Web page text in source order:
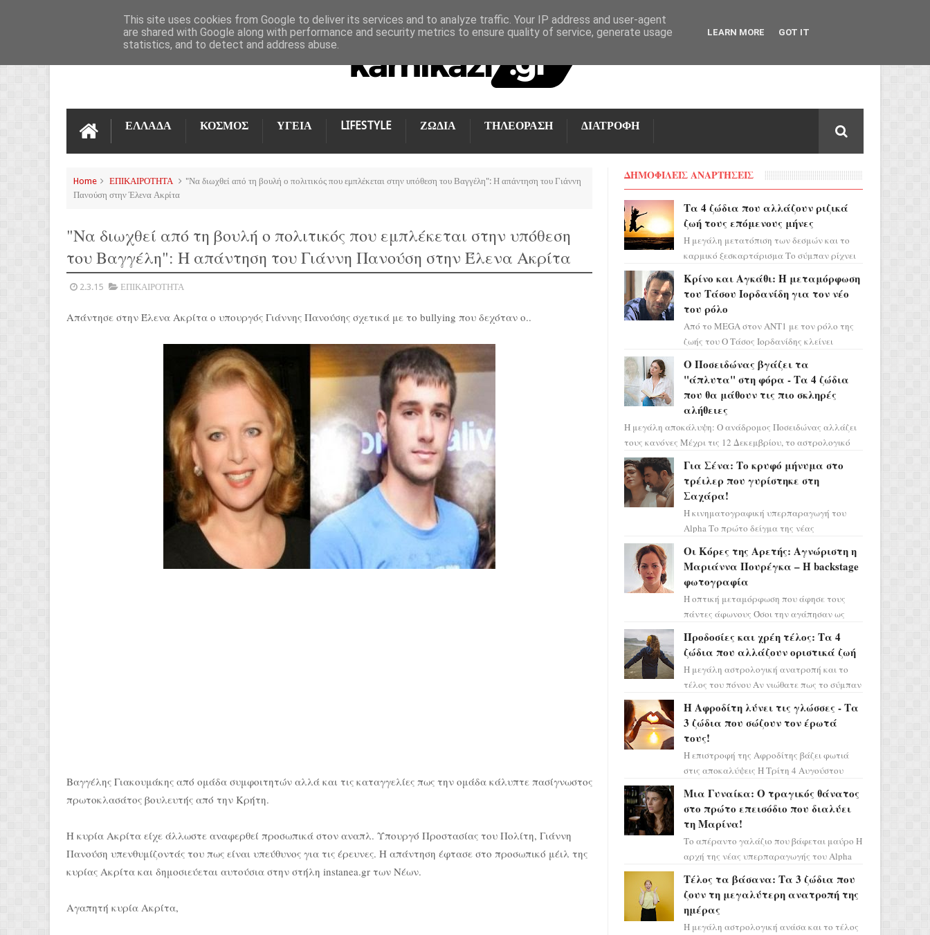
ΕΠΙΚΟΙΝΩΝΊΑ
ΕΛΛΑΔΑ ΚΟΣΜΟΣ ΥΓΕΙΑ LIFESTYLE ΖΩΔΙΑ ΤΗΛΕΟΡΑΣΗ ΔΙΑΤΡΟΦΗ
Home ΕΠΙΚΑΙΡΟΤΗΤΑ
"Να διωχθεί από τη βουλή ο πολιτικός που εμπλέκεται στην υπόθεση του Βαγγέλη": Η απάντηση του Γιάννη
Πανούση στην Έλενα Ακρίτα
"Να διωχθεί από τη βουλή ο πολιτικός που εμπλέκεται στην υπόθεση
του Βαγγέλη": Η απάντηση του Γιάννη Πανούση στην Έλενα Ακρίτα
2.3.15 ΕΠΙΚΑΙΡΟΤΗΤΑ
Απάντησε στην Έλενα Ακρίτα ο υπουργός Γιάννης Πανούσης σχετικά με το bullying που δεχόταν ο..
Βαγγέλης Γιακουμάκης από ομάδα συμφοιτητών αλλά και τις καταγγελίες πως την ομάδα κάλυπτε πασίγνωστος
πρωτοκλασάτος βουλευτής από την Κρήτη.
Η κυρία Ακρίτα είχε άλλωστε αναφερθεί προσωπικά στον αναπλ. Υπουργό Προστασίας του Πολίτη, Γιάννη
Πανούση υπενθυμίζοντάς του πως είναι υπεύθυνος για τις έρευνες. Η απάντηση έφτασε στο προσωπικό μέιλ της
κυρίας Ακρίτα και δημοσιεύεται αυτούσια στην στήλη instanea.gr των Νέων.
Αγαπητή κυρία Ακρίτα,
ΔΗΜΟΦΙΛΕΙΣ ΑΝΑΡΤΗΣΕΙΣ
Τα 4 ζώδια που αλλάζουν ριζικά
ζωή τους επόμενους μήνες
Η μεγάλη μετατόπιση των δεσμών και το
καρμικό ξεσκαρτάρισμα Το σύμπαν ρίχνει
προειδοποιεί: οι σελην...
Κρίνο και Αγκάθι: Η μεταμόρφωση
του Τάσου Ιορδανίδη για τον νέο
του ρόλο
Από το MEGA στον ΑΝΤ1 με τον ρόλο της
ζωής του Ο Τάσος Ιορδανίδης κλείνει
επιτυχίας «Μια Νύχτα Μόνο» ...
Ο Ποσειδώνας βγάζει τα
"άπλυτα" στη φόρα - Τα 4 ζώδια
που θα μάθουν τις πιο σκληρές
αλήθειες
Η μεγάλη αποκάλυψη: Ο ανάδρομος Ποσειδώνας αλλάζει
τους κανόνες Μέχρι τις 12 Δεκεμβρίου, το αστρολογικό
σκηνικό θυμίζει ταινία μυστηρίου ...
Για Σένα: Το κρυφό μήνυμα στο
τρέιλερ που γυρίστηκε στη
Σαχάρα!
Η κινηματογραφική υπερπαραγωγή του
Alpha Το πρώτο δείγμα της νέας
η αισθητική του ξεπερνά κάθε π...
Οι Κόρες της Αρετής: Αγνώριστη η
Μαριάννα Πουρέγκα – H backstage
φωτογραφία
Η οπτική μεταμόρφωση που άφησε τους
πάντες άφωνους Όσοι την αγάπησαν ως
πρέπει τώρα να προετοιμαστο...
Προδοσίες και χρέη τέλος: Τα 4
ζώδια που αλλάζουν οριστικά ζωή
Η μεγάλη αστρολογική ανατροπή και το
τέλος του πόνου Αν νιώθατε πως το σύμπαν
πάρετε μια βαθιά α...
Η Αφροδίτη λύνει τις γλώσσες - Τα
3 ζώδια που σώζουν τον έρωτά
τους!
Η επιστροφή της Αφροδίτης βάζει φωτιά
στις αποκαλύψεις Η Τρίτη 4 Αυγούστου
ορόσημο, καθώς η Αφροδίτη πρ...
Μια Γυναίκα: Ο τραγικός θάνατος
στο πρώτο επεισόδιο που διαλύει
τη Μαρίνα!
Το απέραντο γαλάζιο που βάφεται μαύρο Η
αρχή της νέας υπερπαραγωγής του Alpha
πλημμυρισμένο από...
Τέλος τα βάσανα: Τα 3 ζώδια που
ζουν τη μεγαλύτερη ανατροπή της
ημέρας
Η μεγάλη αστρολογική ανάσα και το τέλος
This site uses cookies from Google to deliver its services and to analyze traffic. Your IP address and user-agent
are shared with Google along with performance and security metrics to ensure quality of service, generate usage
statistics, and to detect and address abuse.
LEARN MORE GOT IT